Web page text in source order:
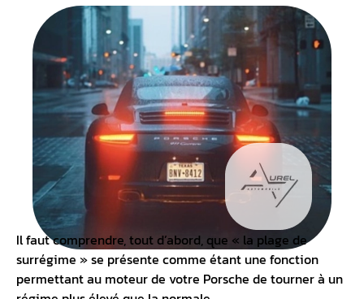
Il faut comprendre, tout d’abord, que « la plage de
surrégime » se présente comme étant une fonction
permettant au moteur de votre Porsche de tourner à un